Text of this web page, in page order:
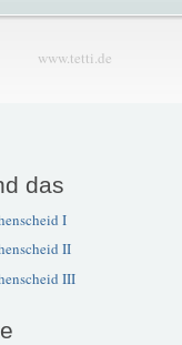
www.tetti.de
das
I
II
III